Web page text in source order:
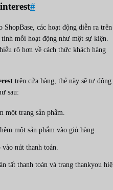
#
ShopBase, các hoạt động diễn ra trên
mỗi hoạt động như một sự kiện.
rõ hơn về cách thức khách hàng
trên cửa hàng, thẻ này sẽ tự động
sau:
một trang sản phẩm.
một sản phẩm vào giỏ hàng.
nút thanh toán.
tất thanh toán và trang thankyou